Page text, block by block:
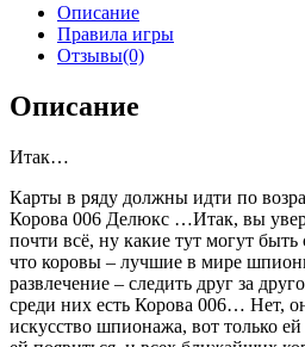
Описание
Правила игры
Отзывы(0)
Описание
Итак…
Карты в ряду должны идти по
Корова 006 Делюкс …Итак, вы
почти всё, ну какие тут могут
что коровы – лучшие в мире
развлечение – следить друг за
среди них есть Корова 006… Нет,
искусство шпионажа, вот только ей